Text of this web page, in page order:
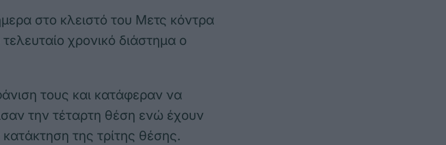
στο κλειστό του Μετς κόντρα
χρονικό διάστημα ο
τους και κατάφεραν να
την τέταρτη θέση ενώ έχουν
κατάκτηση της τρίτης θέσης.